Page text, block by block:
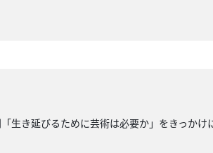
生き延びるために芸術は必要か」をきっか